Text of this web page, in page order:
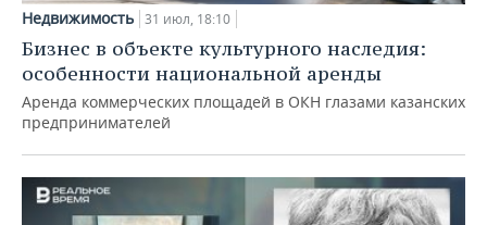
Недвижимость 31 июл, 18:10
Бизнес в объекте культурного наследия:
особенности национальной аренды
Аренда коммерческих площадей в ОКН глазами казанских
предпринимателей